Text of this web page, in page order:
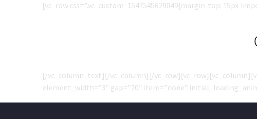
[vc_row css=”.vc_custom_1547545629049{margin-top: 15px
[/vc_column_text][/vc_column][/
element_width=”3″ gap=”20″ item=”none”